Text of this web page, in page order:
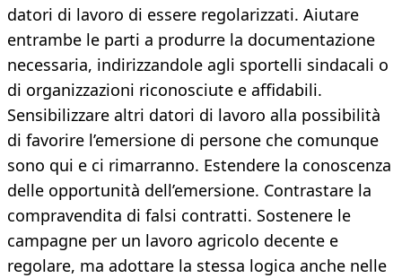
datori di lavoro di essere regolarizzati. Aiutare
entrambe le parti a produrre la documentazione
necessaria, indirizzandole agli sportelli sindacali o
di organizzazioni riconosciute e affidabili.
Sensibilizzare altri datori di lavoro alla possibilità
di favorire l’emersione di persone che comunque
sono qui e ci rimarranno. Estendere la conoscenza
delle opportunità dell’emersione. Contrastare la
compravendita di falsi contratti. Sostenere le
campagne per un lavoro agricolo decente e
regolare, ma adottare la stessa logica anche nelle